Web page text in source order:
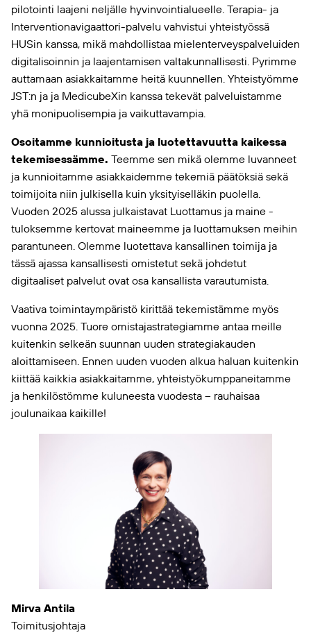
pilotointi laajeni neljälle hyvinvointialueelle. Terapia- ja
Interventionavigaattori-palvelu vahvistui yhteistyössä
HUSin kanssa, mikä mahdollistaa mielenterveyspalveluiden
digitalisoinnin ja laajentamisen valtakunnallisesti. Pyrimme
auttamaan asiakkaitamme heitä kuunnellen. Yhteistyömme
JST:n ja ja MedicubeXin kanssa tekevät palveluistamme
yhä monipuolisempia ja vaikuttavampia.
Osoitamme kunnioitusta ja luotettavuutta kaikessa
tekemisessämme. Teemme sen mikä olemme luvanneet
ja kunnioitamme asiakkaidemme tekemiä päätöksiä sekä
toimijoita niin julkisella kuin yksityiselläkin puolella.
Vuoden 2025 alussa julkaistavat Luottamus ja maine -
tuloksemme kertovat maineemme ja luottamuksen meihin
parantuneen. Olemme luotettava kansallinen toimija ja
tässä ajassa kansallisesti omistetut sekä johdetut
digitaaliset palvelut ovat osa kansallista varautumista.
Vaativa toimintaympäristö kirittää tekemistämme myös
vuonna 2025. Tuore omistajastrategiamme antaa meille
kuitenkin selkeän suunnan uuden strategiakauden
aloittamiseen. Ennen uuden vuoden alkua haluan kuitenkin
kiittää kaikkia asiakkaitamme, yhteistyökumppaneitamme
ja henkilöstömme kuluneesta vuodesta – rauhaisaa
joulunaikaa kaikille!
Mirva Antila
Toimitusjohtaja